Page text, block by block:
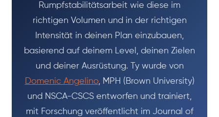
Rumpfstabilitätsarbeit wie diese im
richtigen Volumen und in der richtigen
Intensität in deinen Plan einzubauen,
basierend auf deinem Level, deinen Zielen
und deiner Ausrüstung. Ty wurde von
Domenic Angelino, MPH (Brown University)
und NSCA-CSCS entworfen und trainiert,
mit Forschung veröffentlicht im Journal of